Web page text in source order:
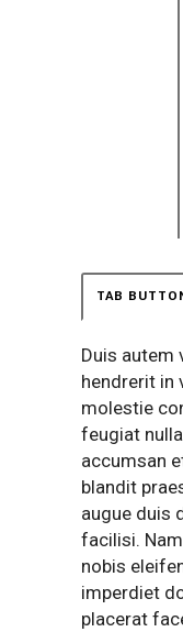
TAB
Duis autem
hendrerit in
molestie
feugiat
accumsan
blandit
augue duis
facilisi.
nobis
imperdiet
placerat